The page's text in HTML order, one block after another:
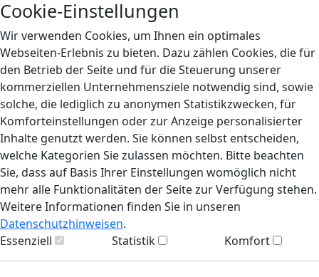
Cookie-Einstellungen
Wir verwenden Cookies, um Ihnen ein optimales
Webseiten-Erlebnis zu bieten. Dazu zählen Cookies, die für
den Betrieb der Seite und für die Steuerung unserer
kommerziellen Unternehmensziele notwendig sind, sowie
solche, die lediglich zu anonymen Statistikzwecken, für
Komforteinstellungen oder zur Anzeige personalisierter
Inhalte genutzt werden. Sie können selbst entscheiden,
welche Kategorien Sie zulassen möchten. Bitte beachten
Sie, dass auf Basis Ihrer Einstellungen womöglich nicht
mehr alle Funktionalitäten der Seite zur Verfügung stehen.
Weitere Informationen finden Sie in unseren
Datenschutzhinweisen.
Essenziell
Statistik Komfort